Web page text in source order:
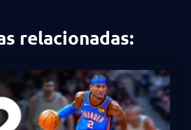
relacionadas: